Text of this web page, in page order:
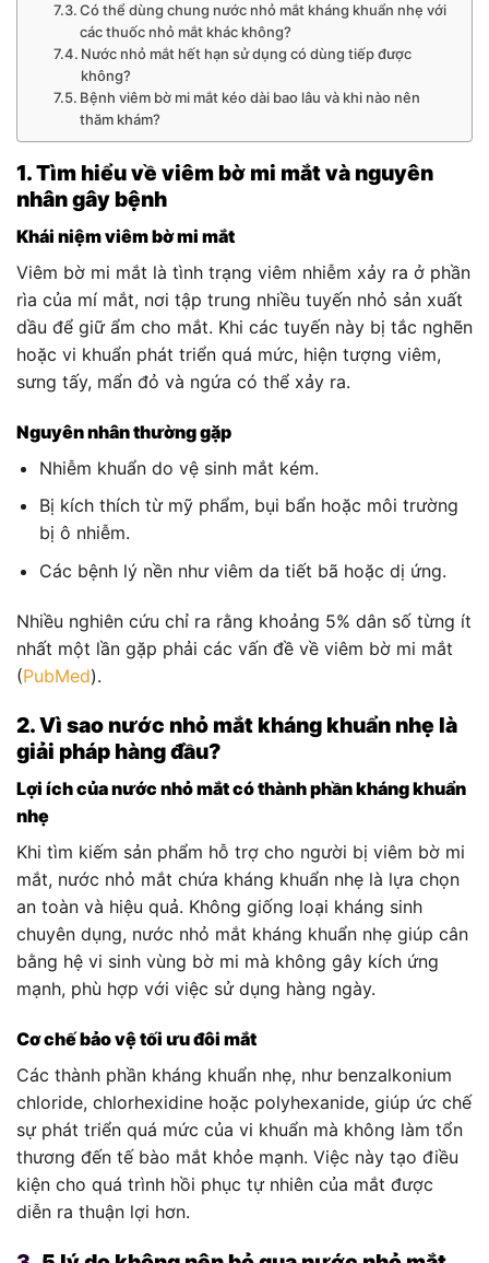
Có thể dùng chung nước nhỏ mắt kháng khuẩn nhẹ với
các thuốc nhỏ mắt khác không?
Nước nhỏ mắt hết hạn sử dụng có dùng tiếp được
không?
Bệnh viêm bờ mi mắt kéo dài bao lâu và khi nào nên
thăm khám?
1. Tìm hiểu về viêm bờ mi mắt và nguyên
nhân gây bệnh
Khái niệm viêm bờ mi mắt
Viêm bờ mi mắt là tình trạng viêm nhiễm xảy ra ở phần
rìa của mí mắt, nơi tập trung nhiều tuyến nhỏ sản xuất
dầu để giữ ẩm cho mắt. Khi các tuyến này bị tắc nghẽn
hoặc vi khuẩn phát triển quá mức, hiện tượng viêm,
sưng tấy, mẩn đỏ và ngứa có thể xảy ra.
Nguyên nhân thường gặp
Nhiễm khuẩn do vệ sinh mắt kém.
Bị kích thích từ mỹ phẩm, bụi bẩn hoặc môi trường
bị ô nhiễm.
Các bệnh lý nền như viêm da tiết bã hoặc dị ứng.
Nhiều nghiên cứu chỉ ra rằng khoảng 5% dân số từng ít
nhất một lần gặp phải các vấn đề về viêm bờ mi mắt
(PubMed).
2. Vì sao nước nhỏ mắt kháng khuẩn nhẹ là
giải pháp hàng đầu?
Lợi ích của nước nhỏ mắt có thành phần kháng khuẩn
nhẹ
Khi tìm kiếm sản phẩm hỗ trợ cho người bị viêm bờ mi
mắt, nước nhỏ mắt chứa kháng khuẩn nhẹ là lựa chọn
an toàn và hiệu quả. Không giống loại kháng sinh
chuyên dụng, nước nhỏ mắt kháng khuẩn nhẹ giúp cân
bằng hệ vi sinh vùng bờ mi mà không gây kích ứng
mạnh, phù hợp với việc sử dụng hàng ngày.
Cơ chế bảo vệ tối ưu đôi mắt
Các thành phần kháng khuẩn nhẹ, như benzalkonium
chloride, chlorhexidine hoặc polyhexanide, giúp ức chế
sự phát triển quá mức của vi khuẩn mà không làm tổn
thương đến tế bào mắt khỏe mạnh. Việc này tạo điều
kiện cho quá trình hồi phục tự nhiên của mắt được
diễn ra thuận lợi hơn.